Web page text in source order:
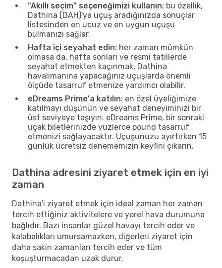
"Akıllı seçim" seçeneğimizi kullanın: bu özellik,
Dathina (DAH)'ya uçuş aradığınızda sonuçlar
listesinden en ucuz ve en uygun uçuşu
bulmanızı sağlar.
Hafta içi seyahat edin: her zaman mümkün
olmasa da, hafta sonları ve resmi tatillerde
seyahat etmekten kaçınmak, Dathina
havalimanına yapacağınız uçuşlarda önemli
ölçüde tasarruf etmenize yardımcı olabilir.
eDreams Prime'a katılın: en özel üyeliğimize
katılmayı düşünün ve seyahat deneyiminizi bir
üst seviyeye taşıyın. eDreams Prime, bir sonraki
uçak biletlerinizde yüzlerce pound tasarruf
etmenizi sağlayacaktır. Uçuşunuzu ayırtırken 15
günlük ücretsiz denememizin keyfini çıkarın.
Dathina adresini ziyaret etmek için en iyi
zaman
Dathina'i ziyaret etmek için ideal zaman her zaman
tercih ettiğiniz aktivitelere ve yerel hava durumuna
bağlıdır. Bazı insanlar güzel havayı tercih eder ve
kalabalıkları umursamazken, diğerleri ziyaret için
daha sakin zamanları tercih eder ve tüm
koşuşturmacadan uzak durur.